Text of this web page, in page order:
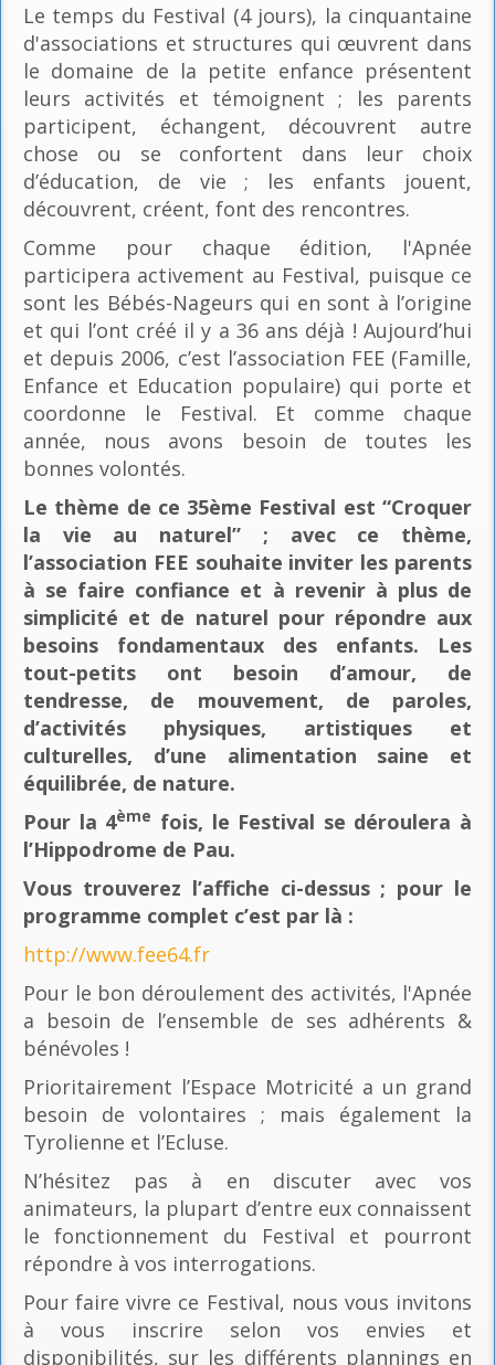
Le temps du Festival (4 jours), la cinquantaine
d'associations et structures qui œuvrent dans
le domaine de la petite enfance présentent
leurs activités et témoignent ; les parents
participent, échangent, découvrent autre
chose ou se confortent dans leur choix
d’éducation, de vie ; les enfants jouent,
découvrent, créent, font des rencontres.
Comme pour chaque édition, l'Apnée
participera activement au Festival, puisque ce
sont les Bébés-Nageurs qui en sont à l’origine
et qui l’ont créé il y a 36 ans déjà ! Aujourd’hui
et depuis 2006, c’est l’association FEE (Famille,
Enfance et Education populaire) qui porte et
coordonne le Festival. Et comme chaque
année, nous avons besoin de toutes les
bonnes volontés.
Le thème de ce 35ème Festival est “Croquer
la vie au naturel” ; avec ce thème,
l’association FEE souhaite inviter les parents
à se faire confiance et à revenir à plus de
simplicité et de naturel pour répondre aux
besoins fondamentaux des enfants. Les
tout-petits ont besoin d’amour, de
tendresse, de mouvement, de paroles,
d’activités physiques, artistiques et
culturelles, d’une alimentation saine et
équilibrée, de nature.
Pour la 4ème fois, le Festival se déroulera à
l’Hippodrome de Pau.
Vous trouverez l’affiche ci-dessus ; pour le
programme complet c’est par là :
http://www.fee64.fr
Pour le bon déroulement des activités, l'Apnée
a besoin de l’ensemble de ses adhérents &
bénévoles !
Prioritairement l’Espace Motricité a un grand
besoin de volontaires ; mais également la
Tyrolienne et l’Ecluse.
N’hésitez pas à en discuter avec vos
animateurs, la plupart d’entre eux connaissent
le fonctionnement du Festival et pourront
répondre à vos interrogations.
Pour faire vivre ce Festival, nous vous invitons
à vous inscrire selon vos envies et
disponibilités, sur les différents plannings en